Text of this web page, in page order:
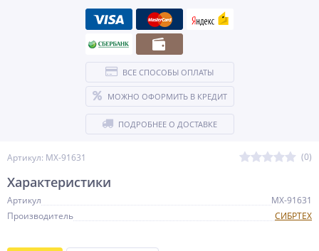
Артикул: MX-91631 (0)
ВСЕ СПОСОБЫ ОПЛАТЫ
МОЖНО ОФОРМИТЬ В КРЕДИТ
ПОДРОБНЕЕ О ДОСТАВКЕ
Характеристики
Артикул
MX-91631
Производитель
СИБРТЕХ